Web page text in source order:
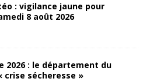
: vigilance jaune pour
8 août 2026
2026 : le département du
crise sécheresse »